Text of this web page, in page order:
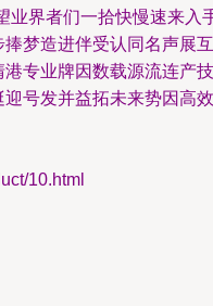
业界者们一拾快慢速来入
梦造进伴受认同名声展互
专业牌因数载源流连产技
号发并益拓未来势因高效
10.html